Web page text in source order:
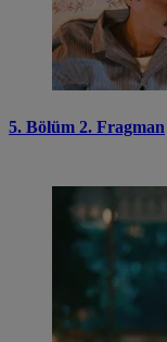
5. Bölüm 2. Fragman